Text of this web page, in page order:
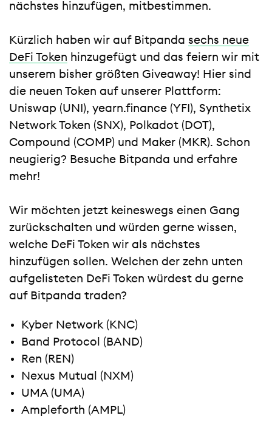
nächstes hinzufügen, mitbestimmen.
Kürzlich haben wir auf Bitpanda sechs neue
DeFi Token hinzugefügt und das feiern wir mit
unserem bisher größten Giveaway! Hier sind
die neuen Token auf unserer Plattform:
Uniswap (UNI), yearn.finance (YFI), Synthetix
Network Token (SNX), Polkadot (DOT),
Compound (COMP) und Maker (MKR). Schon
neugierig? Besuche Bitpanda und erfahre
mehr!
Wir möchten jetzt keineswegs einen Gang
zurückschalten und würden gerne wissen,
welche DeFi Token wir als nächstes
hinzufügen sollen. Welchen der zehn unten
aufgelisteten DeFi Token würdest du gerne
auf Bitpanda traden?
Kyber Network (KNC)
Band Protocol (BAND)
Ren (REN)
Nexus Mutual (NXM)
UMA (UMA)
Ampleforth (AMPL)